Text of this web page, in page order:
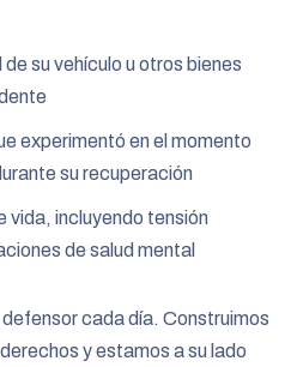
su vehículo u otros bienes
experimentó en el momento
su recuperación
vida, incluyendo tensión
de salud mental
cada día. Construimos
y estamos a su lado